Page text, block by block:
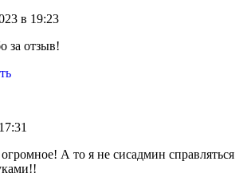
в 19:23
за отзыв!
А то я не сисадмин справляться